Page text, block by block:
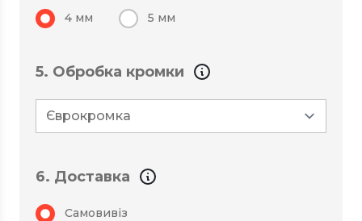
4 мм 5 мм
5. Обробка кромки
6. Доставка
Самовивіз